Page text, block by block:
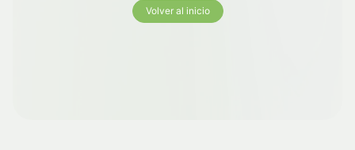
Volver al inicio